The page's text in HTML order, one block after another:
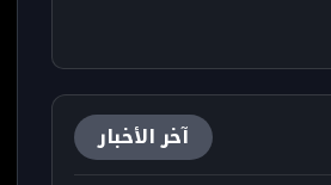
آخر الأخبار